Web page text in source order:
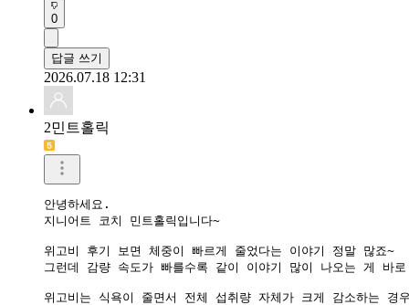
0
답글 쓰기
2026.07.18 12:31
2민트홀릭
안녕하세요.
지니어트 코치 민트홀릭입니다~
위고비 후기 보면 체중이 빠르게 줄었다는 이야기 정말 많죠~
그런데 감량 속도가 빠를수록 같이 이야기 많이 나오는 게 바로
위고비는 식욕이 줄면서 전체 섭취량 자체가 크게 감소하는 경